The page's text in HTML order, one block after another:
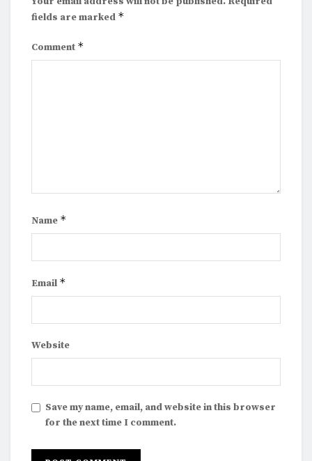
fields are marked *
Comment *
Name *
Email *
Website
Save my name, email, and website in this browser
for the next time I comment.